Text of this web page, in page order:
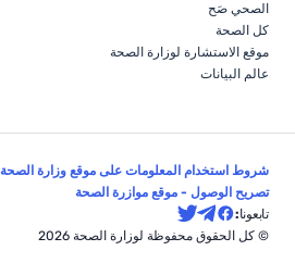
الصحي صَح
كل الصحة
موقع الاستشارة لوزارة الصحة
عالم البيانات
© كل الحقوق محفوظة لوزارة الصحة 2026
شروط استخدام المعلومات على موقع وزارة الصحة
تصريح الوصول - موقع موازرة الصحة
تابعونا: